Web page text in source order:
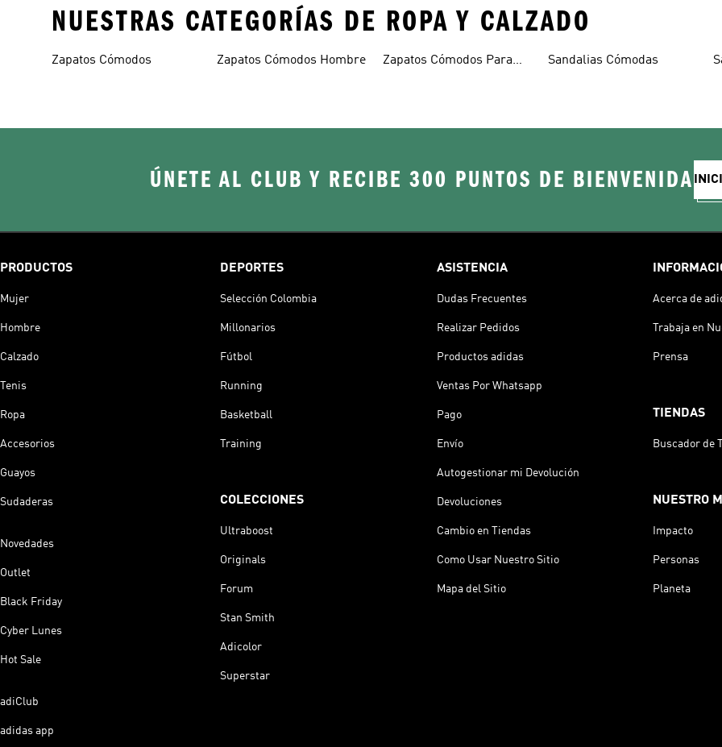
NUESTRAS CATEGORÍAS DE ROPA Y CALZADO
Zapatos Cómodos Zapatos Cómodos Hombre
Zapatos Cómodos Para
Sandalias Cómodas
ÚNETE AL CLUB Y RECIBE 300 PUNTOS DE BIENVENIDA
PRODUCTOS
Mujer
Hombre
Calzado
Tenis
Ropa
Accesorios
Guayos
Sudaderas
Novedades
Outlet
Black Friday
Cyber Lunes
Hot Sale
adiClub
adidas app
DEPORTES
Selección Colombia
Millonarios
Fútbol
Running
Basketball
Training
COLECCIONES
Ultraboost
Originals
Forum
Stan Smith
Adicolor
Superstar
ASISTENCIA
Dudas Frecuentes
Realizar Pedidos
Productos adidas
Ventas Por Whatsapp
Pago
Envío
Autogestionar mi Devolución
Devoluciones
Cambio en Tiendas
Como Usar Nuestro Sitio
Mapa del Sitio
Acerca de
Trabaja en
Prensa
TIENDAS
Buscador de
NUESTRO
Impacto
Personas
Planeta